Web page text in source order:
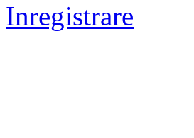
Inregistrare